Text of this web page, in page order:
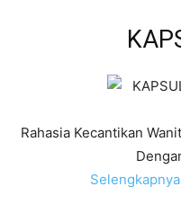
Rahasia Kecantikan